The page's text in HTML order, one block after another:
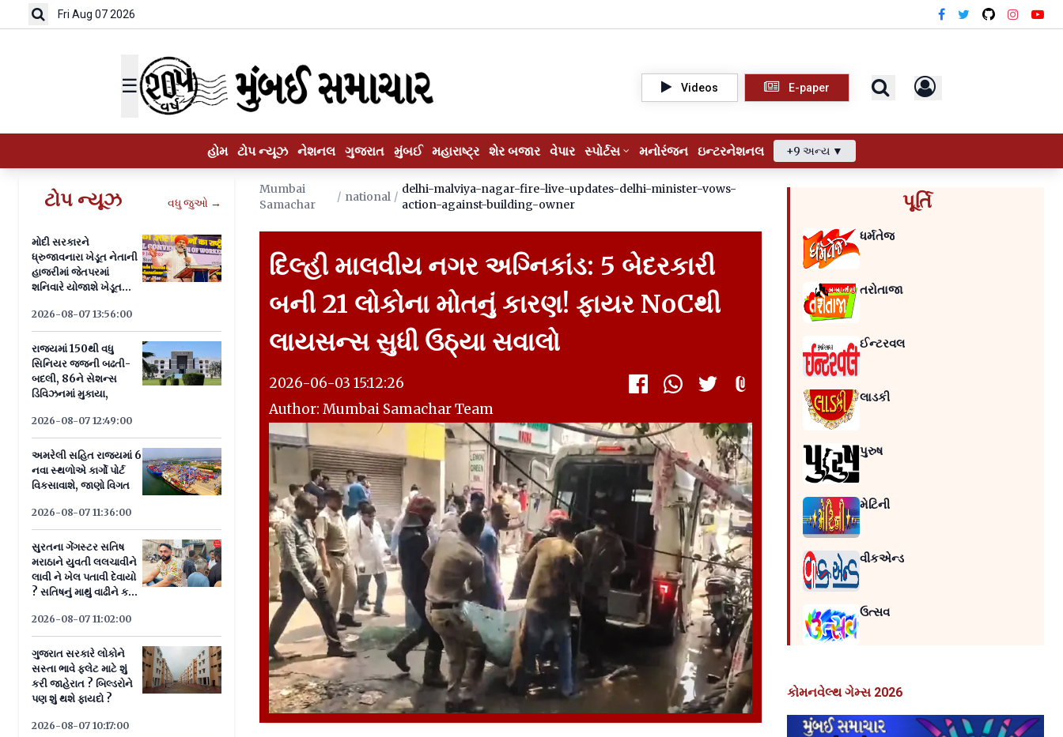
Fri Aug 07 2026
☰ Videos E-paper
હોમ ટોપ ન્યૂઝ નેશનલ ગુજરાત મુંબઈ મહારાષ્ટ્ર શેર બજાર વેપાર સ્પોર્ટસ મનોરંજન ઇન્ટરનેશનલ +9 અન્ય ▼
ટોપ ન્યૂઝ વધુ જુઓ →
મોદી સરકારને
ધ્રુજાવનારા ખેડૂત નેતાની
હાજરીમાં જેતપરમાં
શનિવારે યોજાશે ખેડૂત
2026-08-07 13:56:00
રાજ્યમાં 150થી વધુ
સિનિયર જજની બઢતી-
બદલી, 86ને સેશન્સ
ડિવિઝનમાં મુકાયા,
2026-08-07 12:49:00
અમરેલી સહિત રાજ્યમાં 6
નવા સ્થળોએ કાર્ગો પોર્ટ
વિકસાવાશે, જાણો વિગત
2026-08-07 11:36:00
સુરતના ગેંગસ્ટર સતિષ
મરાઠાને યુવતી લલચાવીને
લાવી ને ખેલ પતાવી દેવાયો
? સતિષનું માથું વાઢીને ક્યાં
2026-08-07 11:02:00
ગુજરાત સરકારે લોકોને
સસ્તા ભાવે ફ્લેટ માટે શું
કરી જાહેરાત ? બિલ્ડરોને
પણ શું થશે ફાયદો ?
2026-08-07 10:17:00
Mumbai
Samachar
/ national /
delhi-malviya-nagar-fire-live-updates-delhi-minister-vows-
action-against-building-owner
દિલ્હી માલવીય નગર અગ્નિકાંડ: 5 બેદરકારી
બની 21 લોકોના મોતનું કારણ! ફાયર NoCથી
લાયસન્સ સુધી ઉઠ્યા સવાલો
2026-06-03 15:12:26
Author: Mumbai Samachar Team
પૂર્તિ
ધર્મતેજ
તરોતાજા
ઈન્ટરવલ
લાડકી
પુરુષ
મેટિની
વીકએન્ડ
ઉત્સવ
કોમનવેલ્થ ગેમ્સ 2026